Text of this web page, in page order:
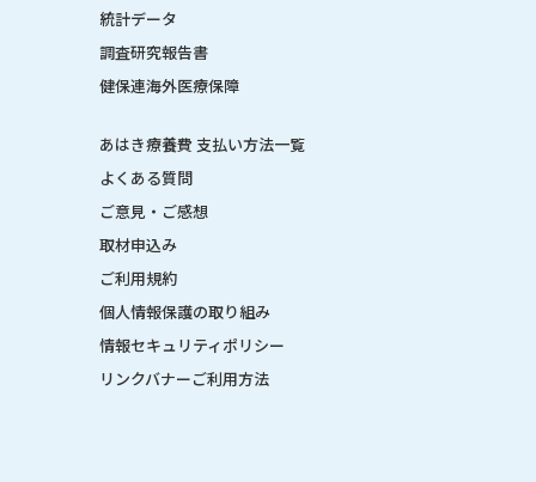
統計データ
調査研究報告書
健保連海外医療保障
あはき療養費 支払い方法一覧
よくある質問
ご意見・ご感想
取材申込み
ご利用規約
個人情報保護の取り組み
情報セキュリティポリシー
リンクバナーご利用方法